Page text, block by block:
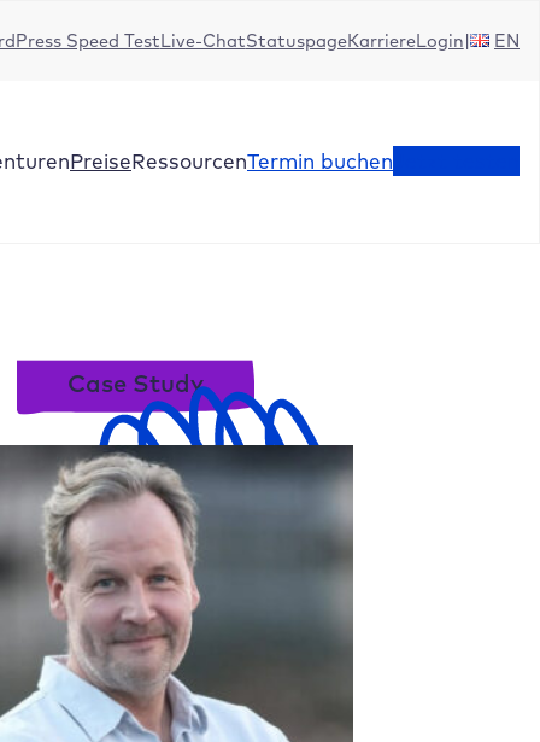
Speed TestLive-ChatStatuspageKarriereLogin EN
PreiseRessourcenTermin buchen
Case Study